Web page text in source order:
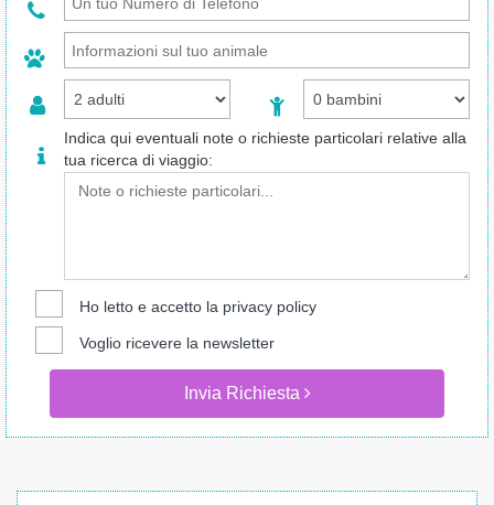
Indica qui eventuali note o richieste particolari relative alla
tua ricerca di viaggio:
Ho letto e accetto la privacy policy
Voglio ricevere la newsletter
Invia Richiesta